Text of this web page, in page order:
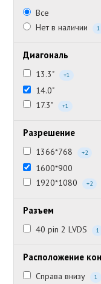
Все
Нет в наличии
1
Диагональ
13.3" +1
14.0"
17.3"
+1
Разрешение
1366*768 +2
1600*900
1920*1080
+2
Разъем
40 pin 2 LVDS 1
Расположение
Справа внизу 1